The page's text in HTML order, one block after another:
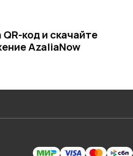
код и скачайте
AzaliaNow